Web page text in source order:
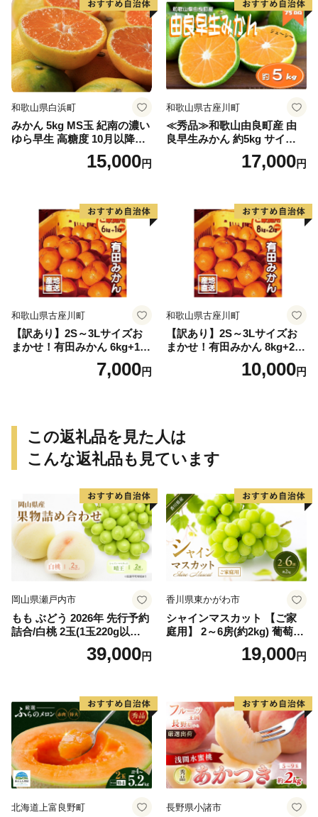
和歌山県白浜町
みかん 5kg MS玉 紀南の濃い
ゆら早生 高糖度 10月以降発
送 マルチ被覆栽培15,000円
和歌山県古座川町
≪秀品≫和歌山由良町産 由
良早生みかん 約5kg サイズお
まかせ【sml106C】17,000円
和歌山県古座川町
【訳あり】2S～3Lサイズお
まかせ！有田みかん 6kg+1kg
保証分 11月から12月下旬ま
でに順次発送致します。 / 訳
7,000円
和歌山県古座川町
【訳あり】2S～3Lサイズお
まかせ！有田みかん 8kg+2kg
保証分 11月から12月下旬ま
でに順次発送致します。 / 訳
10,000円
この返礼品を見た人は
こんな返礼品も見ています
岡山県瀬戸内市
もも ぶどう 2026年 先行予約
詰合/白桃 2玉(1玉220g以
上)・シャインマスカット 晴
39,000円
香川県東かがわ市
シャインマスカット 【ご家
庭用】 2～6房(約2kg) 葡萄 ぶ
どう ブドウ フルーツ 果物 く
だもの 果実 旬の果物 旬のフ
19,000円
北海道上富良野町 長野県小諸市